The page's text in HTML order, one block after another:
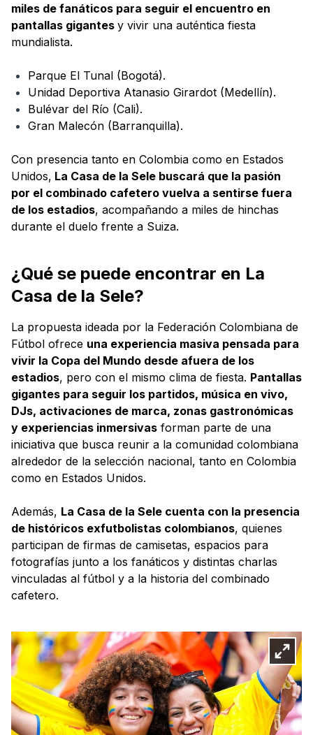
miles de fanáticos para seguir el encuentro en
pantallas gigantes y vivir una auténtica fiesta
mundialista.
Parque El Tunal (Bogotá).
Unidad Deportiva Atanasio Girardot (Medellín).
Bulévar del Río (Cali).
Gran Malecón (Barranquilla).
Con presencia tanto en Colombia como en Estados
Unidos, La Casa de la Sele buscará que la pasión
por el combinado cafetero vuelva a sentirse fuera
de los estadios, acompañando a miles de hinchas
durante el duelo frente a Suiza.
¿Qué se puede encontrar en La
Casa de la Sele?
La propuesta ideada por la Federación Colombiana de
Fútbol ofrece una experiencia masiva pensada para
vivir la Copa del Mundo desde afuera de los
estadios, pero con el mismo clima de fiesta. Pantallas
gigantes para seguir los partidos, música en vivo,
DJs, activaciones de marca, zonas gastronómicas
y experiencias inmersivas forman parte de una
iniciativa que busca reunir a la comunidad colombiana
alrededor de la selección nacional, tanto en Colombia
como en Estados Unidos.
Además, La Casa de la Sele cuenta con la presencia
de históricos exfutbolistas colombianos, quienes
participan de firmas de camisetas, espacios para
fotografías junto a los fanáticos y distintas charlas
vinculadas al fútbol y a la historia del combinado
cafetero.